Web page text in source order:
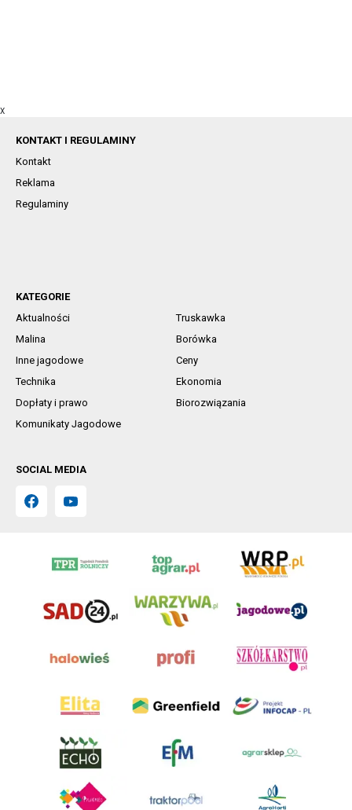
X
KONTAKT I REGULAMINY
Kontakt
Reklama
Regulaminy
KATEGORIE
Aktualności
Truskawka
Malina
Borówka
Inne jagodowe
Ceny
Technika
Ekonomia
Dopłaty i prawo
Biorozwiązania
Komunikaty Jagodowe
SOCIAL MEDIA